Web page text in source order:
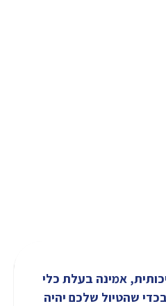
אמינה בעלת כלי
שהטיול שלכם יהיה